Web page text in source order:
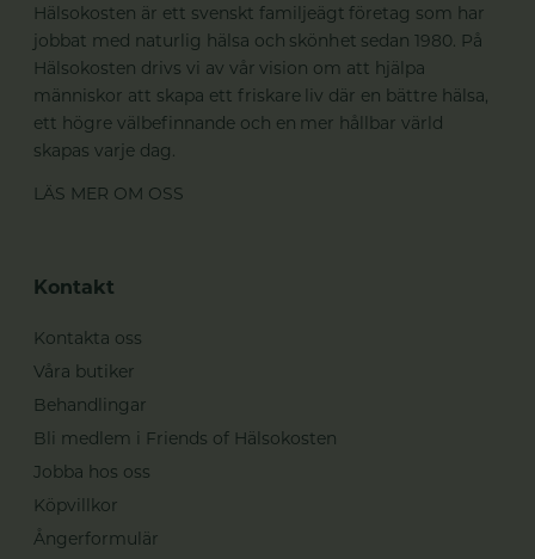
Hälsokosten är ett svenskt familjeägt företag som har
jobbat med naturlig hälsa och skönhet sedan 1980. På
Hälsokosten drivs vi av vår vision om att hjälpa
människor att skapa ett friskare liv där en bättre hälsa,
ett högre välbefinnande och en mer hållbar värld
skapas varje dag.
LÄS MER OM OSS
Kontakt
Kontakta oss
Våra butiker
Behandlingar
Bli medlem i Friends of Hälsokosten
Jobba hos oss
Köpvillkor
Ångerformulär